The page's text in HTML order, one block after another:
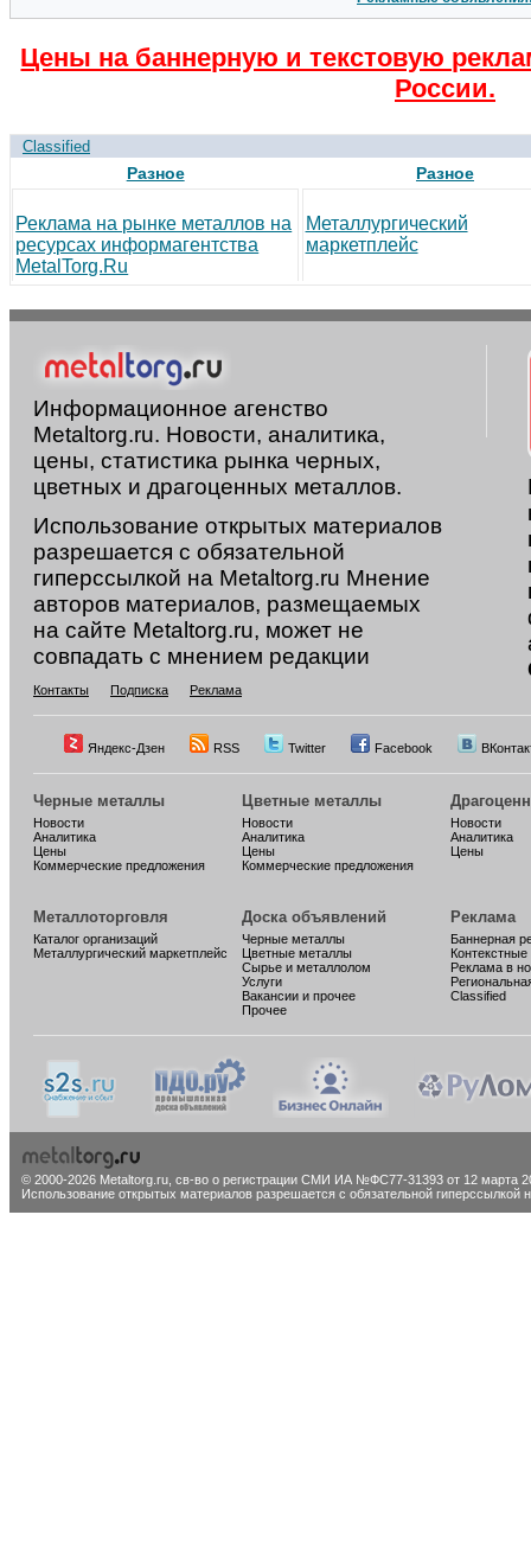
Цены на баннерную и текстовую
России.
Classified
Разное
Реклама на рынке металлов на
ресурсах информагентства
MetalTorg.Ru
Разное
Металлургический
маркетплейс
Информационное агенство
Metaltorg.ru. Новости, аналитика,
цены, статистика рынка черных,
цветных и драгоценных металлов.
Использование открытых материалов
разрешается с обязательной
гиперссылкой на Metaltorg.ru Мнение
авторов материалов, размещаемых
на сайте Metaltorg.ru, может не
совпадать с мнением редакции
Контакты Подписка Реклама
Яндекс-Дзен RSS Twitter Facebook
Черные металлы
Новости
Аналитика
Цены
Коммерческие предложения
Цветные металлы
Новости
Аналитика
Цены
Коммерческие предложения
Новости
Аналитика
Цены
Металлоторговля
Каталог организаций
Металлургический маркетплейс
Доска объявлений
Черные металлы
Цветные металлы
Сырье и металлолом
Услуги
Вакансии и прочее
Прочее
Реклама
Баннерная
Реклама в
Classified
© 2000-2026 Metaltorg.ru, св-во о регистрации СМИ ИА №ФС77-31393 от 12 марта
Использование открытых материалов разрешается с обязательной гиперссылкой